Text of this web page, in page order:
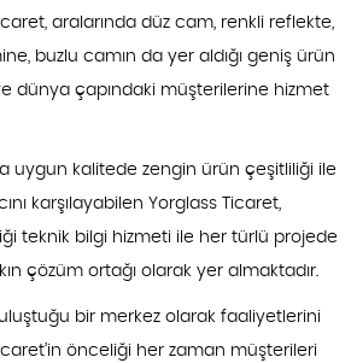
aralarında düz cam, renkli reflekte,
buzlu camın da yer aldığı geniş ürün
dünya çapındaki müşterilerine hizmet
uygun kalitede zengin ürün çeşitliliği ile
karşılayabilen Yorglass Ticaret,
teknik bilgi hizmeti ile her türlü projede
çözüm ortağı olarak yer almaktadır.
bir merkez olarak faaliyetlerini
önceliği her zaman müşterileri